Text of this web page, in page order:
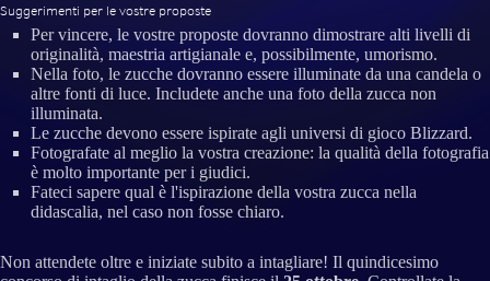
Suggerimenti per le vostre proposte
Per vincere, le vostre proposte dovranno dimostrare alti livelli di
originalità, maestria artigianale e, possibilmente, umorismo.
Nella foto, le zucche dovranno essere illuminate da una candela o
altre fonti di luce. Includete anche una foto della zucca non
illuminata.
Le zucche devono essere ispirate agli universi di gioco Blizzard.
Fotografate al meglio la vostra creazione: la qualità della fotografia
è molto importante per i giudici.
Fateci sapere qual è l'ispirazione della vostra zucca nella
didascalia, nel caso non fosse chiaro.
Non attendete oltre e iniziate subito a intagliare! Il quindicesimo